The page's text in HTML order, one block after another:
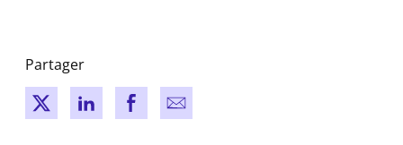
Partager
New windowNew window
New windowNew window